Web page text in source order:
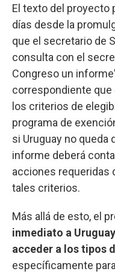
El texto del proyecto
días desde la
que el secretario de
consulta con el
Congreso un
correspondiente que
los criterios de
programa de
si Uruguay no queda
informe deberá
acciones requeridas
tales criterios.
Más allá de esto, el
inmediato a
acceder a los tipos
específicamente